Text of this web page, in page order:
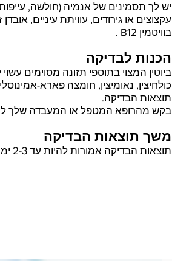
יש לך תסמינים של אנמיה (חולשה,
עקצוצים או גירודים, עוויתת עיניים,
בוויטמין B12 .
הכנות לבדיקה
ביוטין המצוי בתוספי תזונה מסוימים
כולחיצין, נאומיצין, חומצה פארא-
תוצאות הבדיקה.
בקש מהרופא המטפל או המעבדה שלך
משך תוצאות הבדיקה
תוצאות הבדיקה אמורות להיות עד 2-3 ימים .